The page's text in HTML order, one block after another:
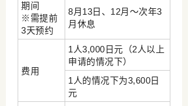
期间
※需提前
3天预约
8月13日、12月～次年3
月休息
费用
1人3,000日元（2人以上
申请的情况下）
1人的情况下为3,600日
元